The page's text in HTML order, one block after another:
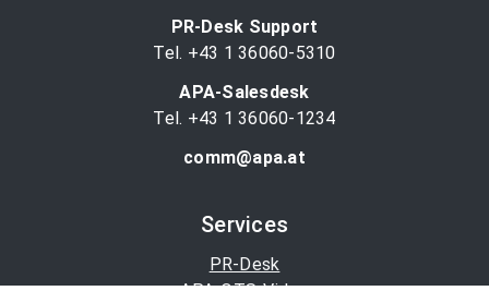
PR-Desk Support
Tel. +43 1 36060-5310
APA-Salesdesk
Tel. +43 1 36060-1234
comm@apa.at
Services
PR-Desk
APA-OTS-Video